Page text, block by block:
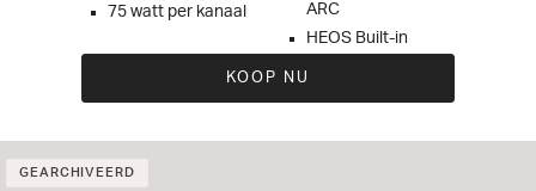
75 watt per kanaal
ARC
HEOS Built-in
KOOP NU
GEARCHIVEERD